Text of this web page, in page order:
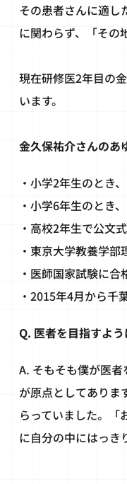
その患者さんに適し
に関わらず、「その
現在研修医2年目の
います。
金久保祐介さんのあ
・小学2年生のとき
・小学6年生のとき
・高校2年生で公文
・東京大学教養学
・医師国家試験に合
・2015年4月から千
Q. 医者を目指すよ
A. そもそも僕が医
が原点としてありま
らっていました。「
に自分の中にはっき